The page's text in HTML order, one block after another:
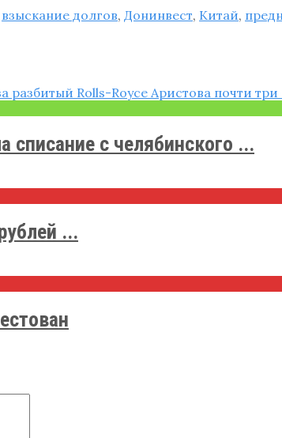
взыскание долгов, Донинвест, Китай,
с челябинского ...
...